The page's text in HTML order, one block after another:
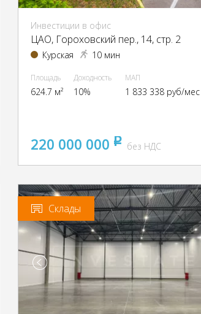
Инвестиции в офис
ЦАО, Гороховский пер., 14, стр. 2
Курская 10 мин
Площадь
624.7 м²
Доходность
10%
МАП
1 833 338 руб/мес
220 000 000 pуббез НДС
Склады